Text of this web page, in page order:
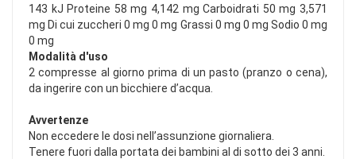
143 kJ Proteine 58 mg 4,142 mg Carboidrati 50 mg 3,571
mg Di cui zuccheri 0 mg 0 mg Grassi 0 mg 0 mg Sodio 0 mg
0 mg
Modalità d'uso
2 compresse al giorno prima di un pasto (pranzo o cena),
da ingerire con un bicchiere d’acqua.
Avvertenze
Non eccedere le dosi nell’assunzione giornaliera.
Tenere fuori dalla portata dei bambini al di sotto dei 3 anni.